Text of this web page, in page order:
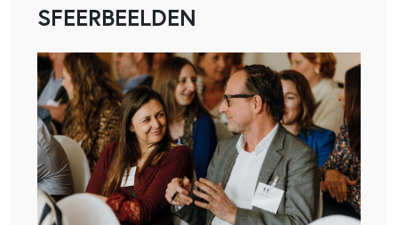
SFEERBEELDEN